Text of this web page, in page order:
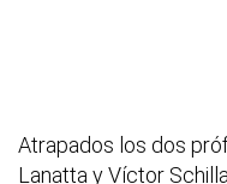
Atrapados los dos
Lanatta y Víctor